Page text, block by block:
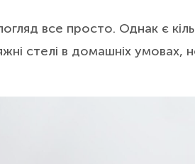
все просто. Однак є
стелі в домашніх